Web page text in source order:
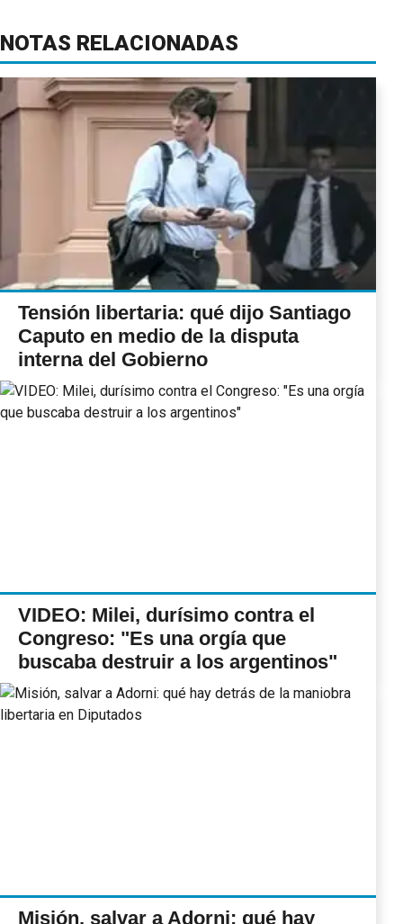
NOTAS RELACIONADAS
Tensión libertaria: qué dijo Santiago
Caputo en medio de la disputa
interna del Gobierno
VIDEO: Milei, durísimo contra el
Congreso: "Es una orgía que
buscaba destruir a los argentinos"
Misión, salvar a Adorni: qué hay